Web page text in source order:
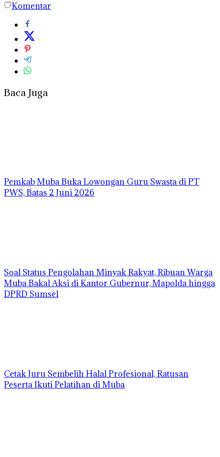
Komentar
Baca Juga
Pemkab Muba Buka Lowongan Guru Swasta di PT
PWS, Batas 2 Juni 2026
Soal Status Pengolahan Minyak Rakyat, Ribuan Warga
Muba Bakal Aksi di Kantor Gubernur, Mapolda hingga
DPRD Sumsel
Cetak Juru Sembelih Halal Profesional, Ratusan
Peserta Ikuti Pelatihan di Muba